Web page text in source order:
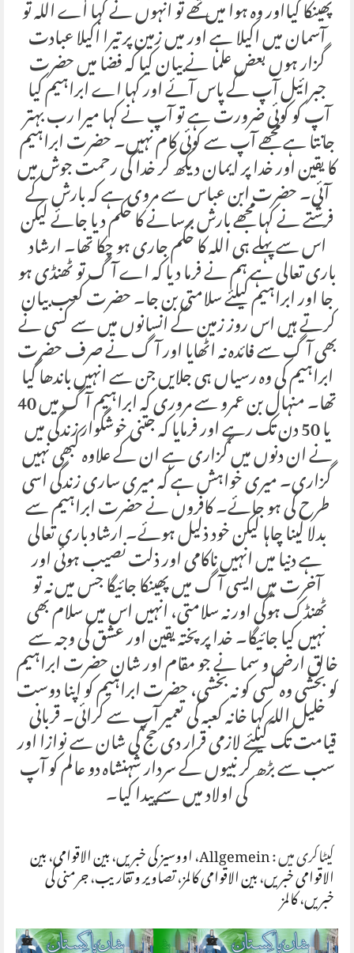
پھینکا گیااور وہ ہوا میں تھے تو انہوں نے کہا اے اللہ تو
آسمان میں اکیلا ہے اور میں زمین پر تیرا اکیلا عبادت
گزار ہوں بعض علما نے بیان کیا کہ فضا میں حضرت
جبرائیل آپ کے پاس آئے اور کہا اے ابراہیم کیا
آپ کو کوئی ضرورت ہے تو آپ نے کہا میرا رب بہتر
جانتا ہے مجھے آپ سے کوئی کام نہیں۔ حضرت ابراہیم
کا یقین اور خدا پر ایمان دیکھ کر خدا کی رحمت جوش میں
آئی۔ حضرت ابن عباس سے مروی ہے کہ بارش کے
فرشتے نے کہا مجھے بارش برسانے کا حکم دیا جائے لیکن
اس سے پہلے ہی اللہ کا حکم جاری ہو چکا تھا۔ ارشاد
باری تعالی ہے ہم نے فرما دیا کہ اے آگ تو ٹھنڈی ہو
جا اور ابراہیم کیلئے سلامتی بن جا۔ حضرت کعب بیان
کرتے ہیں اس روز زمین کے انسانوں میں سے کسی نے
بھی آگ سے فائدہ نہ اٹھایا اور آگ نے صرف حضرت
ابراہیم کی وہ رسیاں ہی جلایں جن سے انہیں باندھا گیا
تھا۔ منہال بن عمرو سے مروری کہ ابراہیم آگ میں 40
یا 50 دن تک رہے اور فرمایا کہ جتنی خوشگوار زندگی میں
نے ان دنوں میں گزاری ہے ان کے علاوہ کبھی نہیں
گزاری۔ میری خواہش ہے کہ میری ساری زندگی اسی
طرح کی ہو جائے۔ کافروں نے حضرت ابراہیم سے
بدلا لینا چاہا لیکن خود ذلیل ہوئے۔ ارشاد باری تعالی
ہے دنیا میں انہیں ناکامی اور ذلت نصیب ہوئی اور
آخرت میں ایسی آگ میں پھینکا جائیگا جس میں نہ تو
ٹھنڈک ہوگی اور نہ سلامتی، انہیں اس میں سلام بھی
نہیں کیا جائیگا۔ خدا پر پختہ یقین اور عشق کی وجہ سے
خالق ارض و سما نے جو مقام اور شان حضرت ابراہیم
کو بخشی وہ کسی کو نہ بخشی، حضرت ابراہیم کو اپنا دوست
خلیل اللہ کہا خانہ کعبہ کی تعمیر آپ سے کرائی۔ قربانی
قیامت تک کیلئے لازمی قرار دی حج کی شان سے نوازا اور
سب سے بڑھ کر نبیوں کے سردار شہنشاہ دو عالم کو آپ
کی اولاد میں سے پیدا کیا۔
کیٹاگری میں :Allgemein،اووسیز کی خبریں،بین الاقوامی،بین الاقوامی خبریں،بین الاقوامی کالمز،تصاویر و تقاریب،جرمنی کی خبریں،کالمز